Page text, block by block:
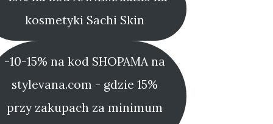
kosmetyki Sachi Skin
-10-15% na kod SHOPAMA na
stylevana.com - gdzie 15%
przy zakupach za minimum